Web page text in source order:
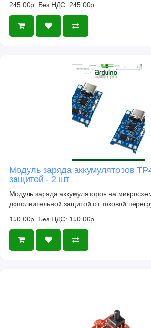
245.00р. Без НДС: 245.00р.
Модуль заряда аккумуляторов
защитой - 2 шт
Модуль заряда аккумуляторов на
дополнительной защитой от токовой
150.00р. Без НДС: 150.00р.